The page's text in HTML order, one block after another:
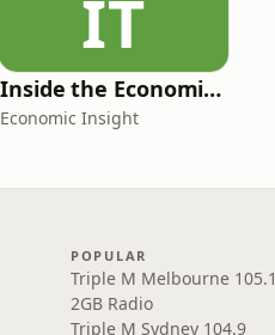
IT
Inside the Economist’s Mind
Economic Insight
POPULAR
Triple M Melbourne 105.1
2GB Radio
Triple M Sydney 104.9